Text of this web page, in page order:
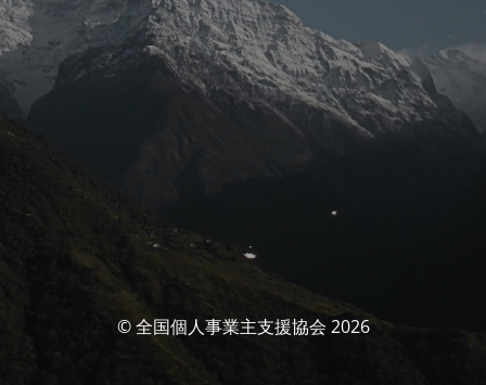
© 全国個人事業主支援協会 2026